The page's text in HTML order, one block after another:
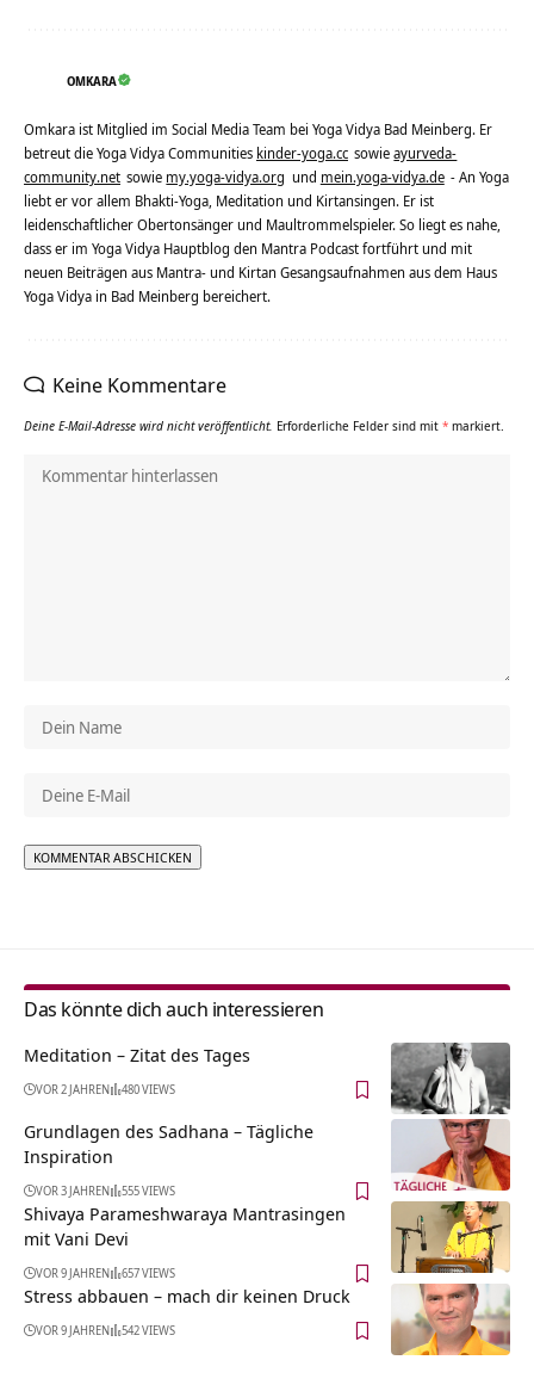
OMKARA
Omkara ist Mitglied im Social Media Team bei Yoga Vidya Bad Meinberg. Er
betreut die Yoga Vidya Communities kinder-yoga.cc sowieayurveda-
community.net sowie my.yoga-vidya.org und mein.yoga-vidya.de - An Yoga
liebt er vor allem Bhakti-Yoga, Meditation und Kirtansingen. Er ist
leidenschaftlicher Obertonsänger und Maultrommelspieler. So liegt es nahe,
dass er im Yoga Vidya Hauptblog den Mantra Podcast fortführt und mit
neuen Beiträgen aus Mantra- und Kirtan Gesangsaufnahmen aus dem Haus
Yoga Vidya in Bad Meinberg bereichert.
Keine Kommentare
Deine E-Mail-Adresse wird nicht veröffentlicht. Erforderliche Felder sind mit * markiert.
Das könnte dich auch interessieren
Meditation – Zitat des Tages
VOR 2 JAHREN 480 VIEWS
Grundlagen des Sadhana – Tägliche
Inspiration
VOR 3 JAHREN 555 VIEWS
Shivaya Parameshwaraya Mantrasingen
mit Vani Devi
VOR 9 JAHREN 657 VIEWS
Stress abbauen – mach dir keinen Druck
VOR 9 JAHREN 542 VIEWS